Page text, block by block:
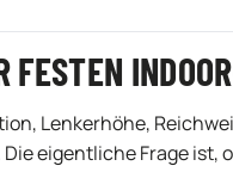
FESTEN
Lenkerhöhe,
eigentliche Frage